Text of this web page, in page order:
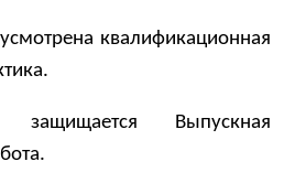
квалификационная
Выпускная